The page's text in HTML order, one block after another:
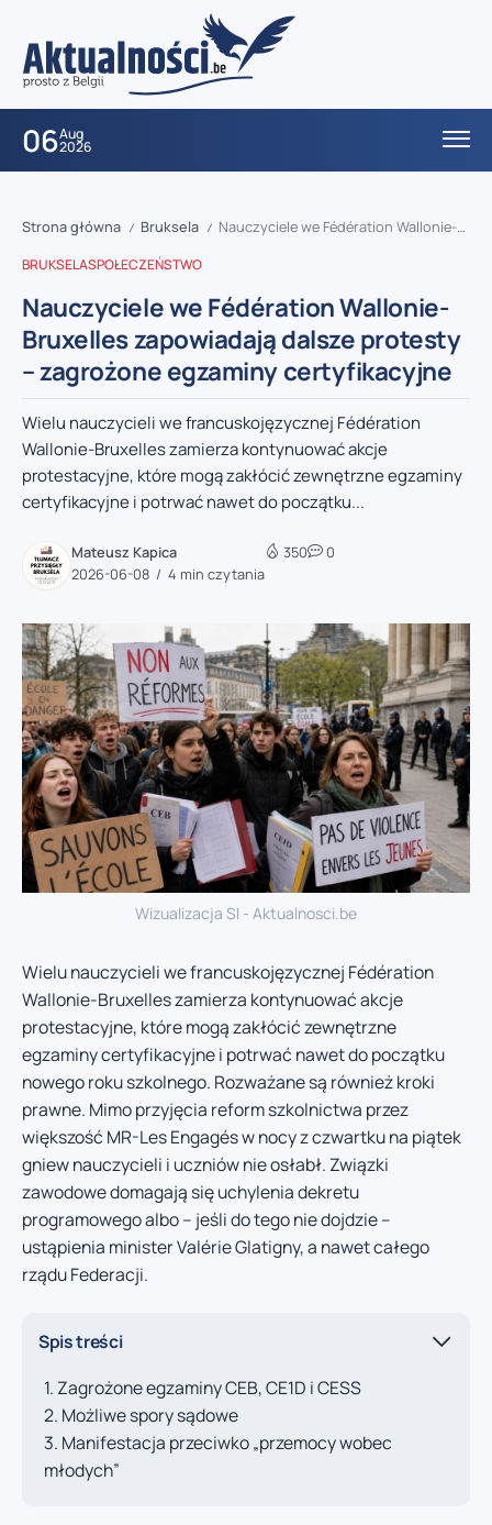
06Aug
2026
Strona główna / Bruksela / Nauczyciele we Fédération Wallonie-Bruxelles zapowiadają dalsze protesty – zagrożone egzaminy certyfikacyjne
BRUKSELASPOŁECZEŃSTWO
Nauczyciele we Fédération Wallonie-
Bruxelles zapowiadają dalsze protesty
– zagrożone egzaminy certyfikacyjne
Wielu nauczycieli we francuskojęzycznej Fédération
Wallonie-Bruxelles zamierza kontynuować akcje
protestacyjne, które mogą zakłócić zewnętrzne egzaminy
certyfikacyjne i potrwać nawet do początku...
Mateusz Kapica
2026-06-08
4 min czytania
350 0
Wizualizacja SI - Aktualnosci.be
Wielu nauczycieli we francuskojęzycznej Fédération
Wallonie-Bruxelles zamierza kontynuować akcje
protestacyjne, które mogą zakłócić zewnętrzne
egzaminy certyfikacyjne i potrwać nawet do początku
nowego roku szkolnego. Rozważane są również kroki
prawne. Mimo przyjęcia reform szkolnictwa przez
większość MR-Les Engagés w nocy z czwartku na piątek
gniew nauczycieli i uczniów nie osłabł. Związki
zawodowe domagają się uchylenia dekretu
programowego albo – jeśli do tego nie dojdzie –
ustąpienia minister Valérie Glatigny, a nawet całego
rządu Federacji.
Spis treści
Zagrożone egzaminy CEB, CE1D i CESS
Możliwe spory sądowe
Manifestacja przeciwko „przemocy wobec
młodych”